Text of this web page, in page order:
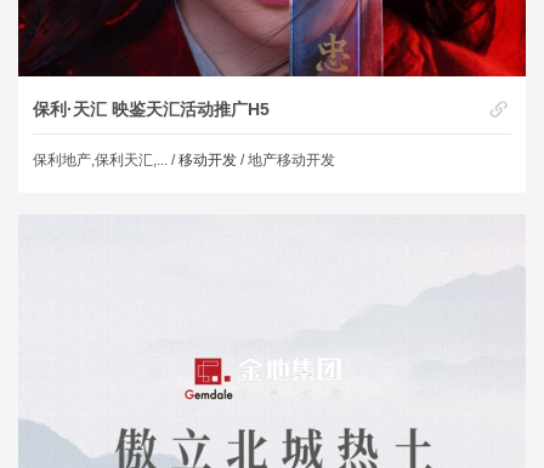
保利·天汇 映鉴天汇活动推广H5
保利地产,保利天汇,... /移动开发 / 地产移动开发